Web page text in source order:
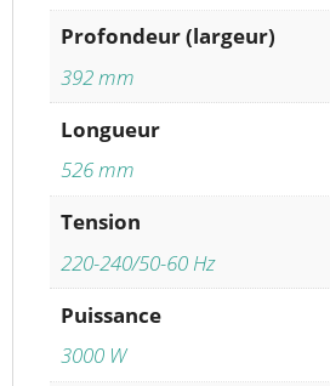
Profondeur (largeur)
392 mm
Longueur
526 mm
Tension
220-240/50-60 Hz
Puissance
3000 W